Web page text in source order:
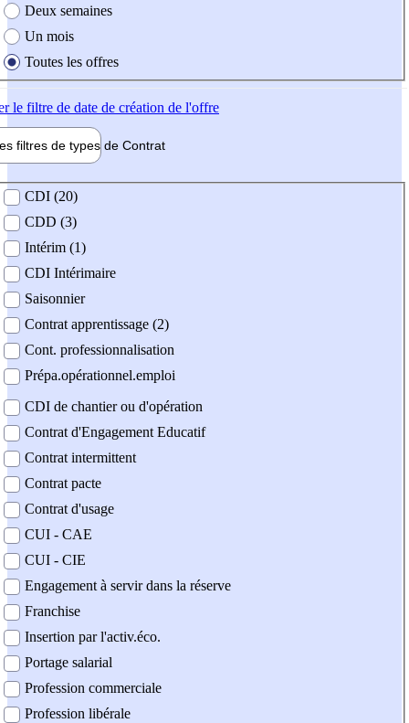
Deux semaines
Un mois
Toutes les offres
le filtre de date de création de l'offre
filtres de types de Contrat
contrat
CDI (20)
CDD (3)
Intérim (1)
CDI Intérimaire
Saisonnier
Contrat apprentissage (2)
Cont. professionnalisation
Prépa.opérationnel.emploi
CDI de chantier ou d'opération
Contrat d'Engagement Educatif
Contrat intermittent
Contrat pacte
Contrat d'usage
CUI - CAE
CUI - CIE
Engagement à servir dans la réserve
Franchise
Insertion par l'activ.éco.
Portage salarial
Profession commerciale
Profession libérale